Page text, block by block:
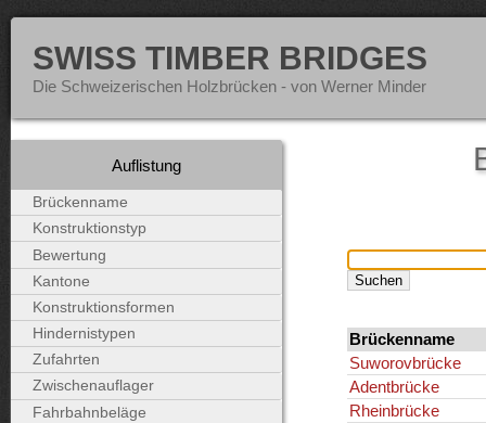
SWISS TIMBER BRIDGES
Die Schweizerischen Holzbrücken - von Werner Minder
Brückenname
Suworovbrücke
Adentbrücke
Rheinbrücke
Auflistung
Brückenname
Konstruktionstyp
Bewertung
Kantone
Konstruktionsformen
Hindernistypen
Zufahrten
Zwischenauflager
Fahrbahnbeläge